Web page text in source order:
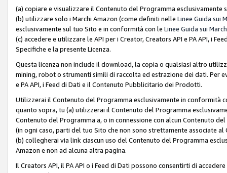
(a) copiare e visualizzare il Contenuto del Programma esclusivamente
(b) utilizzare solo i Marchi Amazon (come definiti nelle Linee Guida sui
esclusivamente sul tuo Sito e in conformità con le Linee Guida sui March
(c) accedere e utilizzare le API per i Creator, Creators API e PA API, i
Specifiche e la presente Licenza.
Questa licenza non include il download, la copia o qualsiasi altro
mining, robot o strumenti simili di raccolta ed estrazione dei dati. Per
e PA API, i Feed di Dati e il Contenuto Pubblicitario dei Prodotti.
Utilizzerai il Contenuto del Programma esclusivamente in conformità
quanto sopra, tu (a) utilizzerai il Contenuto del Programma
Contenuto del Programma a, o in connessione con alcun Contenuto
(in ogni caso, parti del tuo Sito che non sono strettamente associate
(b) collegherai via link ciascun uso del Contenuto del Programma
Amazon e non ad alcuna altra pagina.
Il Creators API, il PA API o i Feed di Dati possono consentirti di